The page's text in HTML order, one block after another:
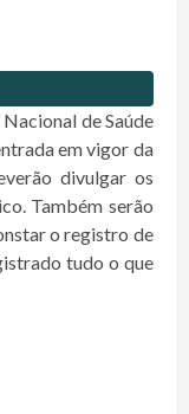
de Saúde
em vigor da
divulgar os
Também serão
o registro de
tudo o que